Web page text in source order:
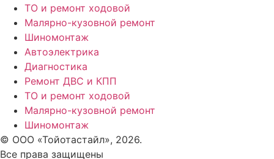
ТО и ремонт ходовой
Малярно-кузовной ремонт
Шиномонтаж
Автоэлектрика
Диагностика
Ремонт ДВС и КПП
ТО и ремонт ходовой
Малярно-кузовной ремонт
Шиномонтаж
© ООО «Тойотастайл», 2026.
Все права защищены